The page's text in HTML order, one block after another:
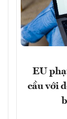
EU
cầu với